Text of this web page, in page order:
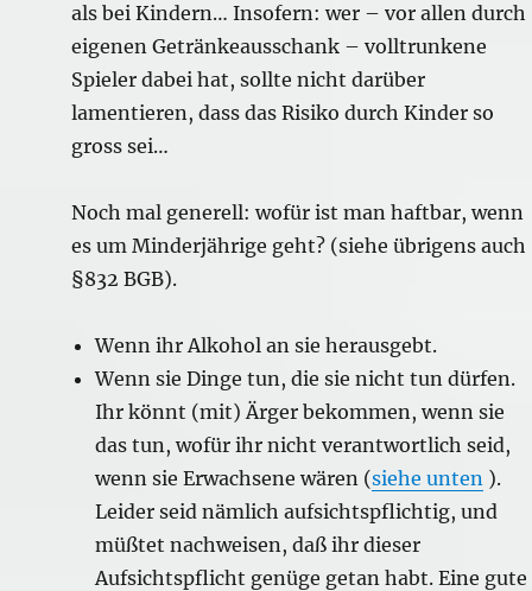
als bei Kindern… Insofern: wer – vor allen durch
eigenen Getränkeausschank – volltrunkene
Spieler dabei hat, sollte nicht darüber
lamentieren, dass das Risiko durch Kinder so
gross sei…
Noch mal generell: wofür ist man haftbar, wenn
es um Minderjährige geht? (siehe übrigens auch
§832 BGB).
Wenn ihr Alkohol an sie herausgebt.
Wenn sie Dinge tun, die sie nicht tun dürfen.
Ihr könnt (mit) Ärger bekommen, wenn sie
das tun, wofür ihr nicht verantwortlich seid,
wenn sie Erwachsene wären (siehe unten).
Leider seid nämlich aufsichtspflichtig, und
müßtet nachweisen, daß ihr dieser
Aufsichtspflicht genüge getan habt. Eine gute